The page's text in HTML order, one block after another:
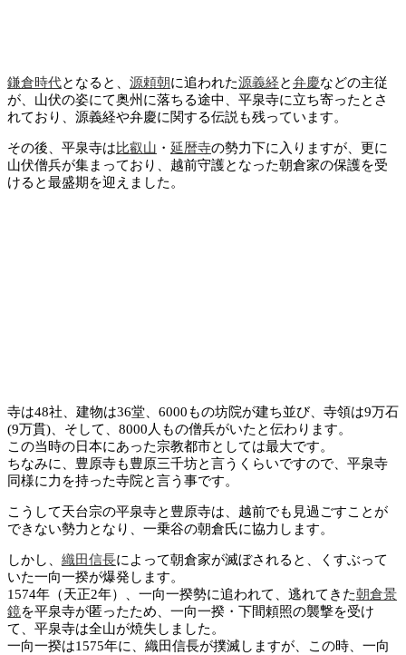
鎌倉時代となると、 源頼朝に追われた源義経と弁慶などの主従
が、山伏の姿にて奥州に落ちる途中、平泉寺に立ち寄ったとさ
れており、源義経や弁慶に関する伝説も残っています。
その後、平泉寺は比叡山 ・ 延暦寺の勢力下に入りますが、更に
山伏僧兵が集まっており、越前守護となった朝倉家の保護を受
けると最盛期を迎えました。
寺は48社、建物は36堂、6000もの坊院が建ち並び、寺領は9万石
(9万貫)、そして、8000人もの僧兵がいたと伝わります。
この当時の日本にあった宗教都市としては最大です。
ちなみに、豊原寺も豊原三千坊と言うくらいですので、平泉寺
同様に力を持った寺院と言う事です。
こうして天台宗の平泉寺と豊原寺は、越前でも見過ごすことが
できない勢力となり、一乗谷の朝倉氏に協力します。
しかし、 織田信長によって朝倉家が滅ぼされると、くすぶって
いた一向一揆が爆発します。
1574年（天正2年）、一向一揆勢に追われて、逃れてきた朝倉景
鏡を平泉寺が匿ったため、一向一揆・下間頼照の襲撃を受け
て、平泉寺は全山が焼失しました。
一向一揆は1575年に、織田信長が撲滅しますが、この時、一向